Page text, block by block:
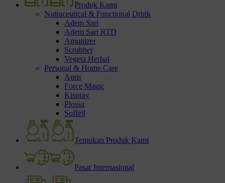
Produk Kami
Nutraceutical & Functional Drink
Adem Sari
Adem Sari RTD
Amunizer
Scrubber
Vegeta Herbal
Personal & Home Care
Antis
Force Magic
Kispray
Plossa
Soffell
Temukan Produk Kami
Pasar Internasional